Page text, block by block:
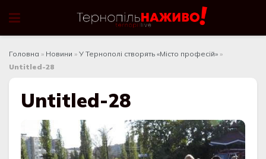
Головна » Новини » У Тернополі створять «Місто професій» »
Untitled-28
Untitled-28